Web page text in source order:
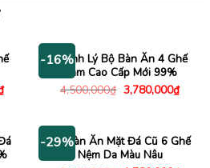
Giá
hiện
8,230,000₫.
-16%
Thanh Lý Bộ Bàn Ăn 4 Ghế
Liam Cao Cấp Mới 99%
4,500,000₫ Giá
gốc
3,780,000₫Giá
hiện
-29%
Bộ Bàn Ăn Mặt Đá Cũ 6 Ghế
Nệm Da Màu Nâu